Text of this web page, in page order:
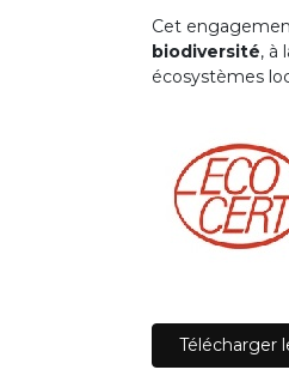
Cet
biodiversité, à
écosystèmes
Télécharger